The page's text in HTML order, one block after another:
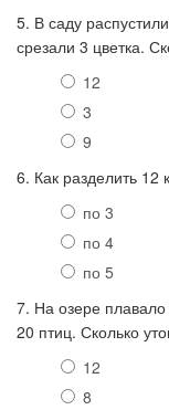
5. В саду
срезали 3 цветка.
12
3
9
6. Как разделить
по 3
по 4
по 5
7. На озере
20 птиц. Сколько
12
8